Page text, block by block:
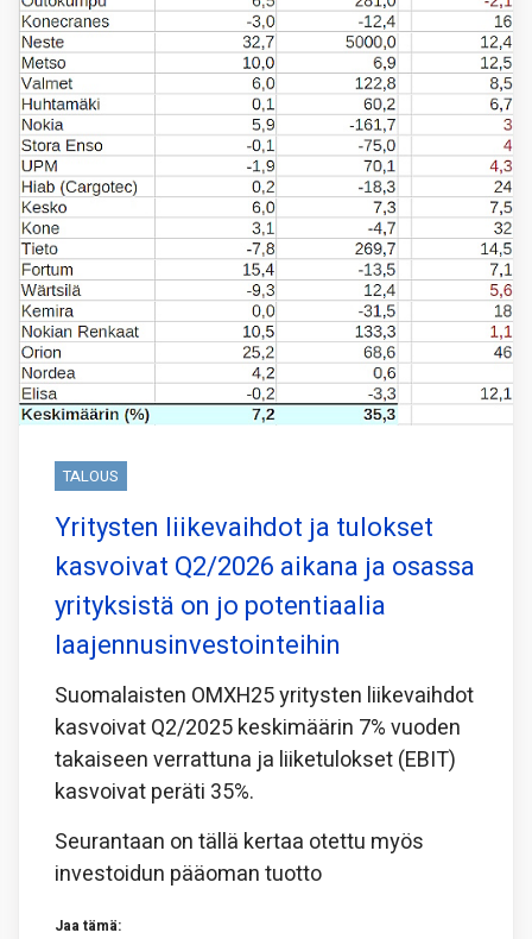
TALOUS
Yritysten liikevaihdot ja tulokset
kasvoivat Q2/2026 aikana ja osassa
yrityksistä on jo potentiaalia
laajennusinvestointeihin
Suomalaisten OMXH25 yritysten liikevaihdot
kasvoivat Q2/2025 keskimäärin 7% vuoden
takaiseen verrattuna ja liiketulokset (EBIT)
kasvoivat peräti 35%.
Seurantaan on tällä kertaa otettu myös
investoidun pääoman tuotto
Jaa tämä: